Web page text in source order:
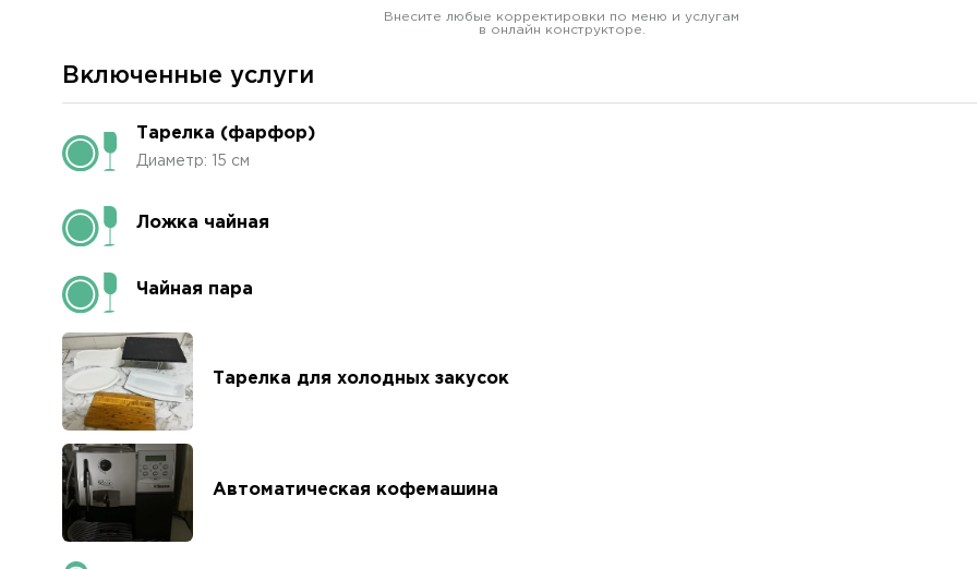
Внесите любые корректировки по меню и услугам
в онлайн конструкторе.
Включенные услуги
Тарелка (фарфор)
Диаметр: 15 см
Ложка чайная
Чайная пара
Тарелка для холодных закусок
Автоматическая кофемашина